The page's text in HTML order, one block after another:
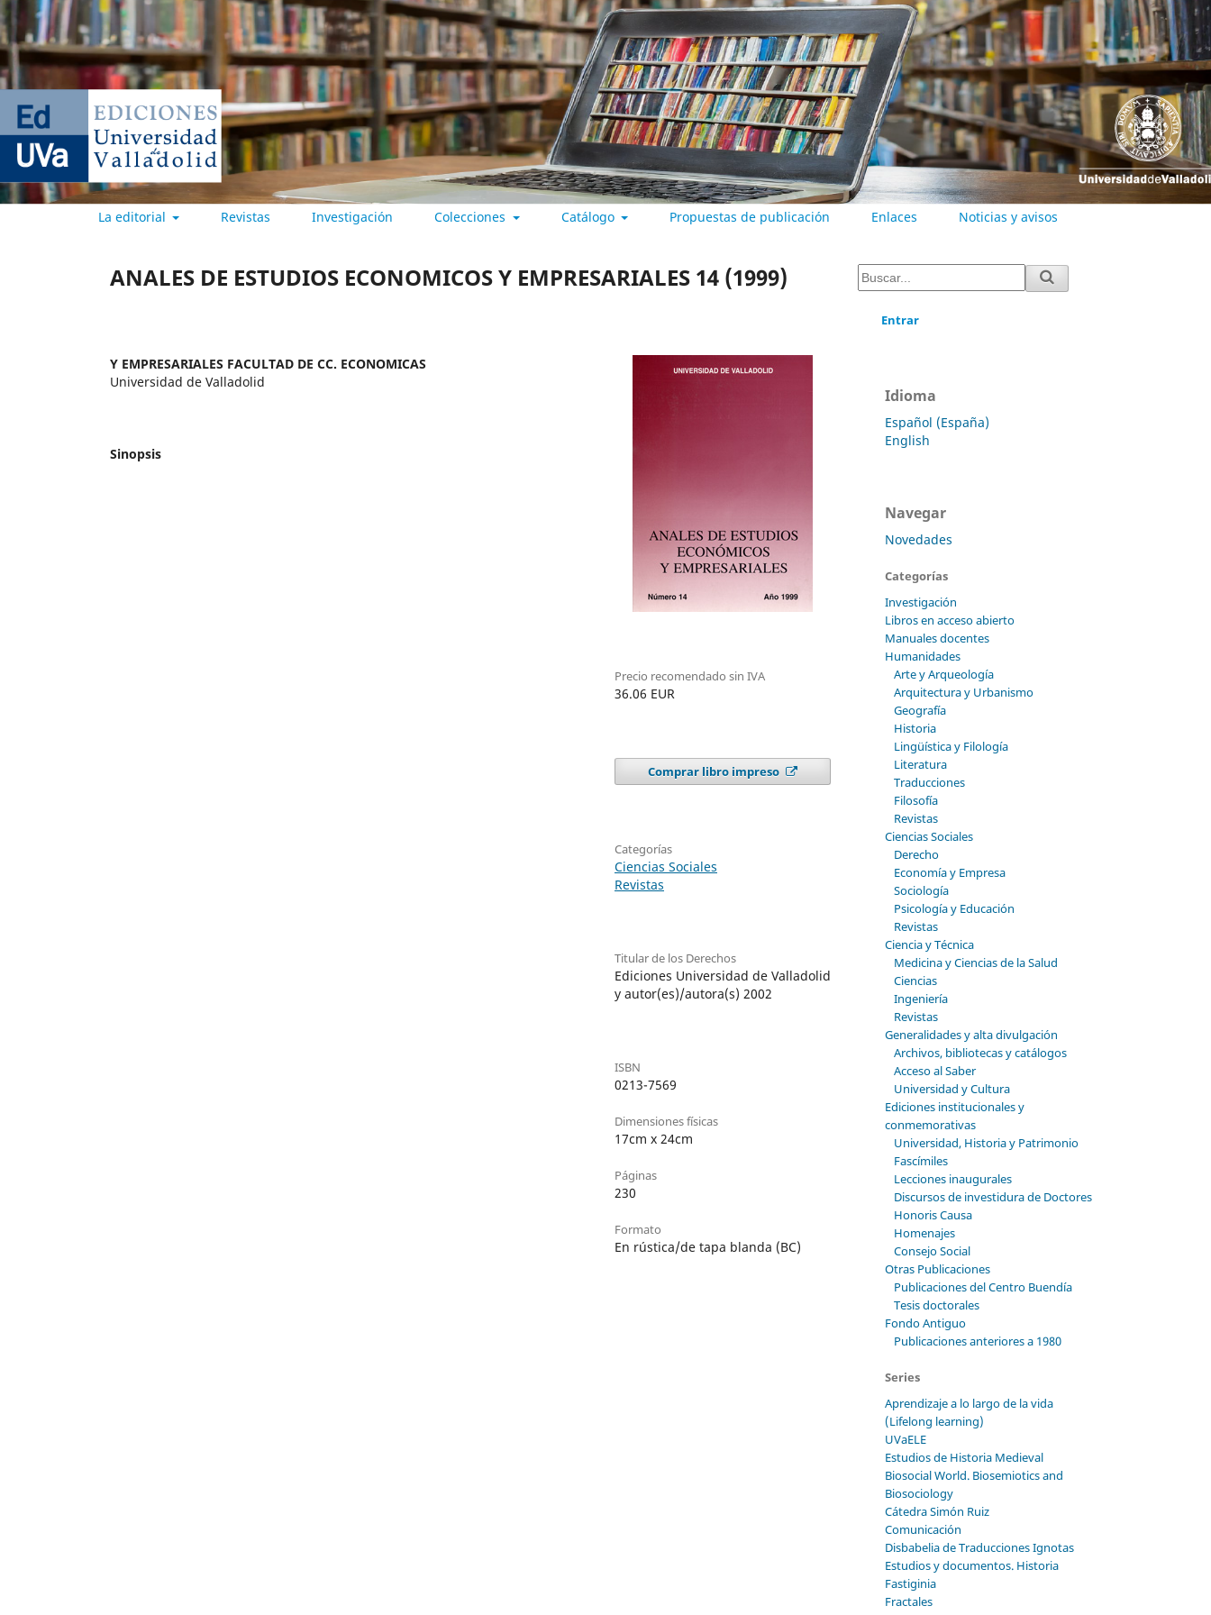
La editorial Revistas Investigación Colecciones Catálogo Propuestas de publicación Enlaces Noticias y avisos
ANALES DE ESTUDIOS ECONOMICOS Y EMPRESARIALES 14 (1999)
Y EMPRESARIALES FACULTAD DE CC. ECONOMICAS
Universidad de Valladolid
Sinopsis
Precio recomendado sin IVA
36.06 EUR
Comprar libro impreso
Categorías
Ciencias Sociales
Revistas
Titular de los Derechos
Ediciones Universidad de Valladolid
y autor(es)/autora(s) 2002
ISBN
0213-7569
Dimensiones físicas
17cm x 24cm
Páginas
230
Formato
En rústica/de tapa blanda (BC)
Entrar
Idioma
Español (España)
English
Navegar
Novedades
Categorías
Investigación
Libros en acceso abierto
Manuales docentes
Humanidades
Arte y Arqueología
Arquitectura y Urbanismo
Geografía
Historia
Lingüística y Filología
Literatura
Traducciones
Filosofía
Revistas
Ciencias Sociales
Derecho
Economía y Empresa
Sociología
Psicología y Educación
Revistas
Ciencia y Técnica
Medicina y Ciencias de la Salud
Ciencias
Ingeniería
Revistas
Generalidades y alta divulgación
Archivos, bibliotecas y catálogos
Acceso al Saber
Universidad y Cultura
Ediciones institucionales y
conmemorativas
Universidad, Historia y Patrimonio
Fascímiles
Lecciones inaugurales
Discursos de investidura de Doctores
Honoris Causa
Homenajes
Consejo Social
Otras Publicaciones
Publicaciones del Centro Buendía
Tesis doctorales
Fondo Antiguo
Publicaciones anteriores a 1980
Series
Aprendizaje a lo largo de la vida
(Lifelong learning)
UVaELE
Estudios de Historia Medieval
Biosocial World. Biosemiotics and
Biosociology
Cátedra Simón Ruiz
Comunicación
Disbabelia de Traducciones Ignotas
Estudios y documentos. Historia
Fastiginia
Fractales